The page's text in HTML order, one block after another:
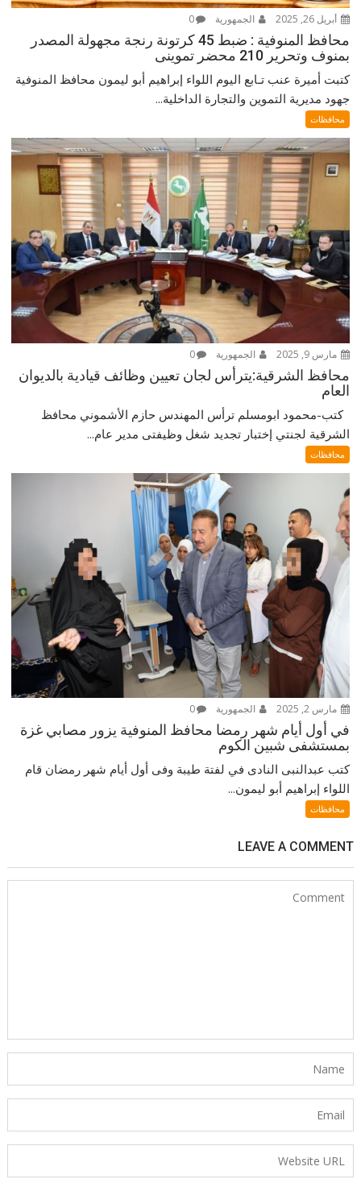
أبريل 26, 2025 الجمهورية 0
محافظ المنوفية : ضبط 45 كرتونة رنجة مجهولة المصدر
بمنوف وتحرير 210 محضر تموينى
كتبت أميرة عنب تـابع اليوم اللواء إبراهيم أبو ليمون محافظ المنوفية
جهود مديرية التموين والتجارة الداخلية...
محافظات
مارس 9, 2025 الجمهورية 0
محافظ الشرقية:يترأس لجان تعيين وظائف قيادية بالديوان
العام
كتب-محمود ابومسلم ترأس المهندس حازم الأشموني محافظ
الشرقية لجنتي إختبار تجديد شغل وظيفتى مدير عام...
محافظات
مارس 2, 2025 الجمهورية 0
في أول أيام شهر رمضا محافظ المنوفية يزور مصابي غزة
بمستشفى شبين الكوم
كتب عبدالنبى النادى في لفتة طيبة وفى أول أيام شهر رمضان قام
اللواء إبراهيم أبو ليمون...
محافظات
LEAVE A COMMENT